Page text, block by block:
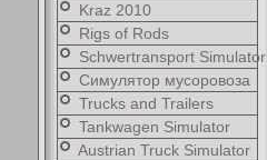
Kraz 2010
Rigs of Rods
Schwertransport Simulator
Симулятор мусоровоза
Trucks and Trailers
Tankwagen Simulator
Austrian Truck Simulator